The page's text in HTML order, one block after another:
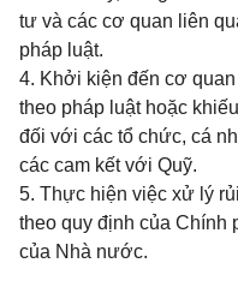
tư và các cơ quan liên
pháp luật.
4. Khởi kiện đến cơ
theo pháp luật hoặc
đối với các tổ chức, cá
các cam kết với Quỹ.
5. Thực hiện việc xử lý
theo quy định của Chính
của Nhà nước.